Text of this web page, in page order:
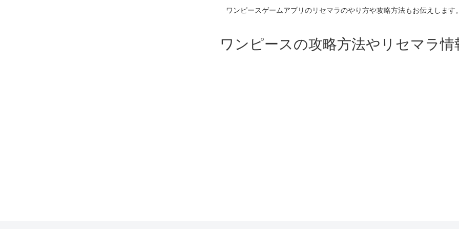
ワンピースゲームアプリのリセマラのやり方や攻略方法もお伝えします
ワンピースの攻略方法やリセマラ情